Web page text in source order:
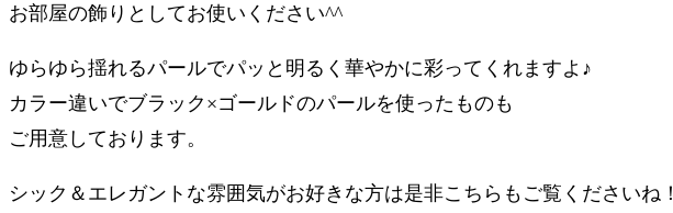
お部屋の飾りとしてお使いください^^
ゆらゆら揺れるパールでパッと明るく華やかに彩ってくれますよ♪
カラー違いでブラック×ゴールドのパールを使ったものも
ご用意しております。
シック＆エレガントな雰囲気がお好きな方は是非こちらもご覧くださいね！